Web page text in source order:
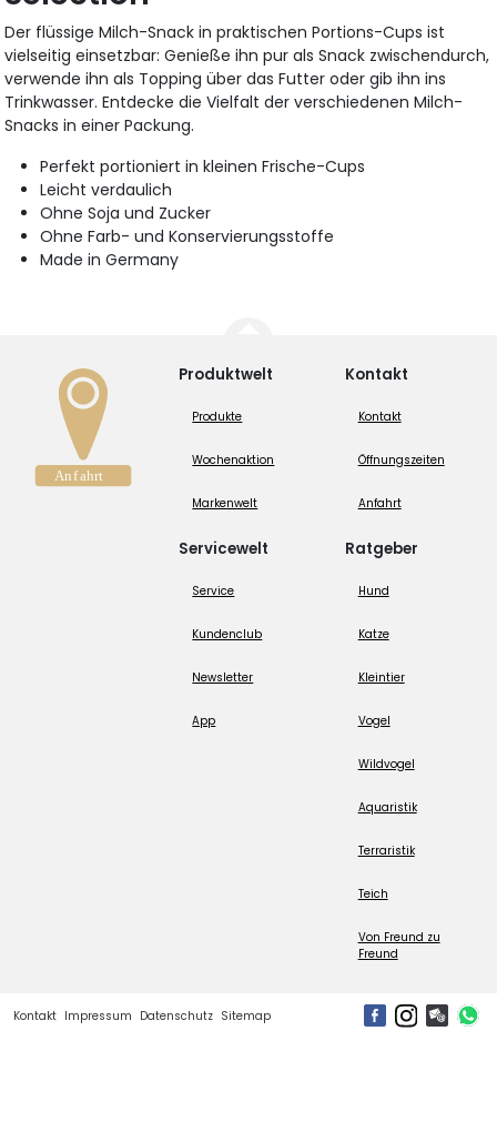
Der flüssige Milch-Snack in praktischen Portions-Cups ist
vielseitig einsetzbar: Genieße ihn pur als Snack zwischendurch,
verwende ihn als Topping über das Futter oder gib ihn ins
Trinkwasser. Entdecke die Vielfalt der verschiedenen Milch-
Snacks in einer Packung.
Perfekt portioniert in kleinen Frische-Cups
Leicht verdaulich
Ohne Soja und Zucker
Ohne Farb- und Konservierungsstoffe
Made in Germany
Produktwelt
Produkte
Wochenaktion
Markenwelt
Servicewelt
Service
Kundenclub
Newsletter
App
Kontakt
Kontakt
Öffnungszeiten
Anfahrt
Ratgeber
Hund
Katze
Kleintier
Vogel
Wildvogel
Aquaristik
Terraristik
Teich
Von Freund zu
Freund
Kontakt Impressum Datenschutz Sitemap